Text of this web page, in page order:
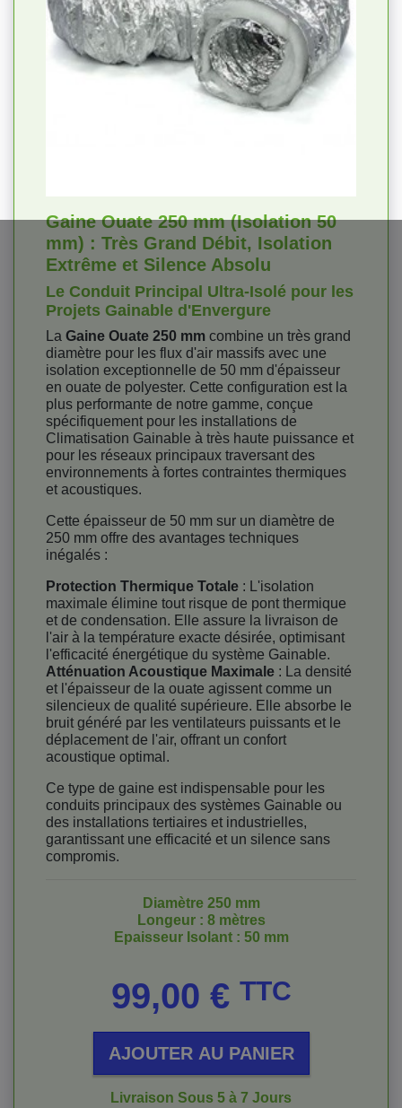
Gaine Ouate 250 mm (Isolation 50
mm) : Très Grand Débit, Isolation
Extrême et Silence Absolu
Le Conduit Principal Ultra-Isolé pour les
Projets Gainable d'Envergure
La Gaine Ouate 250 mm combine un très grand
diamètre pour les flux d'air massifs avec une
isolation exceptionnelle de 50 mm d'épaisseur
en ouate de polyester. Cette configuration est la
plus performante de notre gamme, conçue
spécifiquement pour les installations de
Climatisation Gainable à très haute puissance et
pour les réseaux principaux traversant des
environnements à fortes contraintes thermiques
et acoustiques.
Cette épaisseur de 50 mm sur un diamètre de
250 mm offre des avantages techniques
inégalés :
Protection Thermique Totale : L'isolation
maximale élimine tout risque de pont thermique
et de condensation. Elle assure la livraison de
l'air à la température exacte désirée, optimisant
l'efficacité énergétique du système Gainable.
Atténuation Acoustique Maximale : La densité
et l'épaisseur de la ouate agissent comme un
silencieux de qualité supérieure. Elle absorbe le
bruit généré par les ventilateurs puissants et le
déplacement de l'air, offrant un confort
acoustique optimal.
Ce type de gaine est indispensable pour les
conduits principaux des systèmes Gainable ou
des installations tertiaires et industrielles,
garantissant une efficacité et un silence sans
compromis.
Diamètre 250 mm
Longeur : 8 mètres
Epaisseur Isolant : 50 mm
99,00 € TTC
AJOUTER AU PANIER
Livraison Sous 5 à 7 Jours